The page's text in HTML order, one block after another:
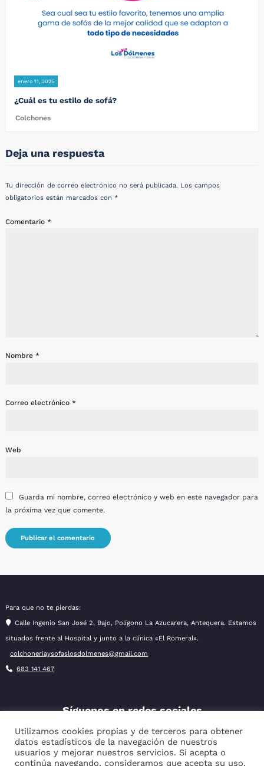
enero 11, 2025
¿Cuál es tu estilo de sofá?
Colchones
Deja una respuesta
Tu dirección de correo electrónico no será publicada. Los campos
obligatorios están marcados con *
Comentario *
Nombre *
Correo electrónico *
Web
Guarda mi nombre, correo electrónico y web en este navegador para
la próxima vez que comente.
Para que no te pierdas:
Calle Ingenio San José 2, Bajo, Polígono La Azucarera, Antequera. Estamos
situados frente al Hospital y junto a la clínica «El Romeral».
colchoneriaysofaslosdolmenes@gmail.com
683 141 467
Síguenos en redes sociales
Facebook Instagram
Utilizamos cookies propias y de terceros para obtener
datos estadísticos de la navegación de nuestros
usuarios y mejorar nuestros servicios. Si acepta o
continúa navegando, consideramos que acepta su uso.